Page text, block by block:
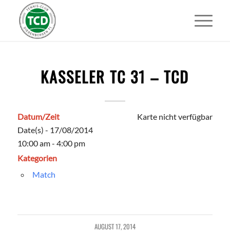
KASSELER TC 31 – TCD
Karte nicht verfügbar
Datum/Zeit
Date(s) - 17/08/2014
10:00 am - 4:00 pm
Kategorien
Match
AUGUST 17, 2014